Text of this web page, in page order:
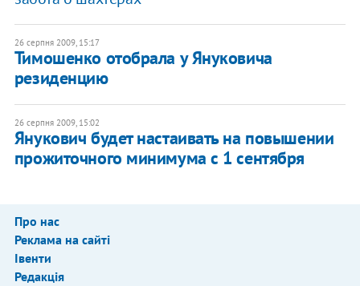
26 серпня 2009, 15:17
Тимошенко отобрала у Януковича
резиденцию
26 серпня 2009, 15:02
Янукович будет настаивать на повышении
прожиточного минимума с 1 сентября
Про нас
Реклама на сайті
Івенти
Редакція